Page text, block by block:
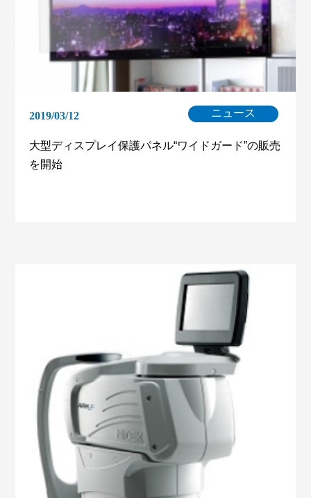
2019/03/12 ニュース
大型ディスプレイ保護パネル“ワイドガード”の販売
を開始